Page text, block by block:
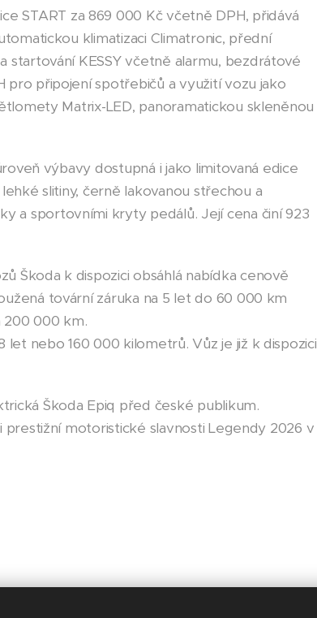
START za 869 000 Kč včetně DPH, přidává
klimatizaci Climatronic, přední
startování KESSY včetně alarmu, bezdrátové
pro připojení spotřebičů a využití vozu jako
Matrix-LED, panoramatickou skleněnou
výbavy dostupná i jako limitovaná edice
slitiny, černě lakovanou střechou a
a sportovními kryty pedálů. Její cena činí 923
Škoda k dispozici obsáhlá nabídka cenově
tovární záruka na 5 let do 60 000 km
200 000 km.
nebo 160 000 kilometrů. Vůz je již k dispozici
Škoda Epiq před české publikum.
motoristické slavnosti Legendy 2026 v